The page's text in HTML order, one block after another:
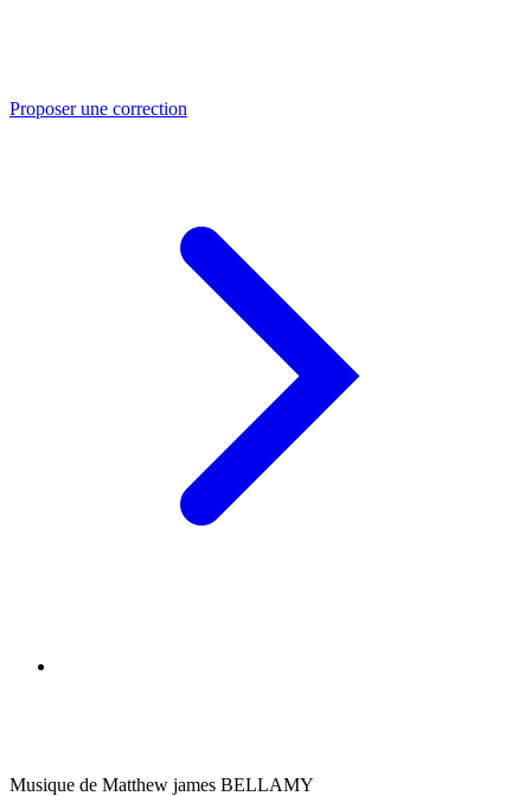
Proposer une correction
Musique de Matthew james BELLAMY